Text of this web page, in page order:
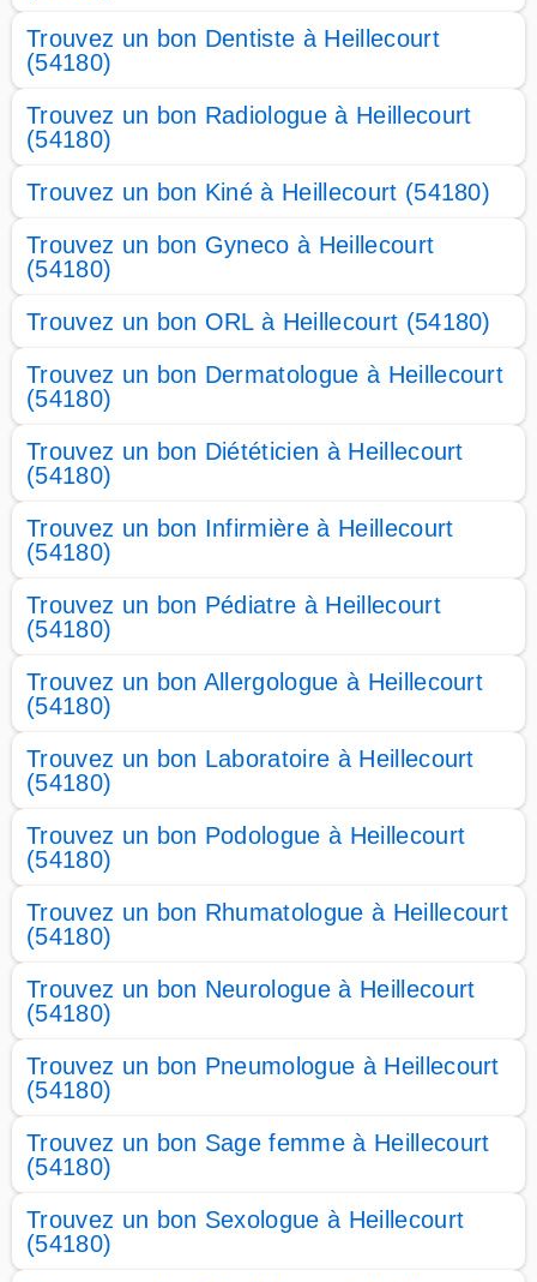
Trouvez un bon Dentiste à Heillecourt
(54180)
Trouvez un bon Radiologue à Heillecourt
(54180)
Trouvez un bon Kiné à Heillecourt (54180)
Trouvez un bon Gyneco à Heillecourt
(54180)
Trouvez un bon ORL à Heillecourt (54180)
Trouvez un bon Dermatologue à Heillecourt
(54180)
Trouvez un bon Diététicien à Heillecourt
(54180)
Trouvez un bon Infirmière à Heillecourt
(54180)
Trouvez un bon Pédiatre à Heillecourt
(54180)
Trouvez un bon Allergologue à Heillecourt
(54180)
Trouvez un bon Laboratoire à Heillecourt
(54180)
Trouvez un bon Podologue à Heillecourt
(54180)
Trouvez un bon Rhumatologue à Heillecourt
(54180)
Trouvez un bon Neurologue à Heillecourt
(54180)
Trouvez un bon Pneumologue à Heillecourt
(54180)
Trouvez un bon Sage femme à Heillecourt
(54180)
Trouvez un bon Sexologue à Heillecourt
(54180)